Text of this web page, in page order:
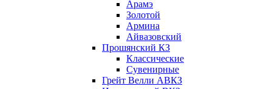
Арамэ
Золотой
Армина
Айвазовский
Прошянский КЗ
Классические
Сувенирные
Грейт Велли АВКЗ